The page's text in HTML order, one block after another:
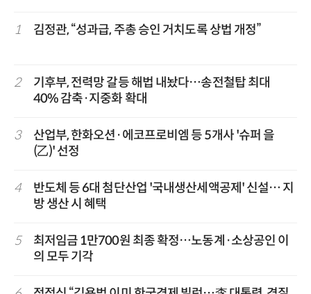
1 김정관, “성과급, 주총 승인 거치도록 상법 개정”
2
기후부, 전력망 갈등 해법 내놨다…송전철탑 최대
40% 감축·지중화 확대
3
산업부, 한화오션·에코프로비엠 등 5개사 '슈퍼 을
(乙)' 선정
4
반도체 등 6대 첨단산업 '국내생산세액공제' 신설… 지
방 생산 시 혜택
5
최저임금 1만700원 최종 확정…노동계·소상공인 이
의 모두 기각